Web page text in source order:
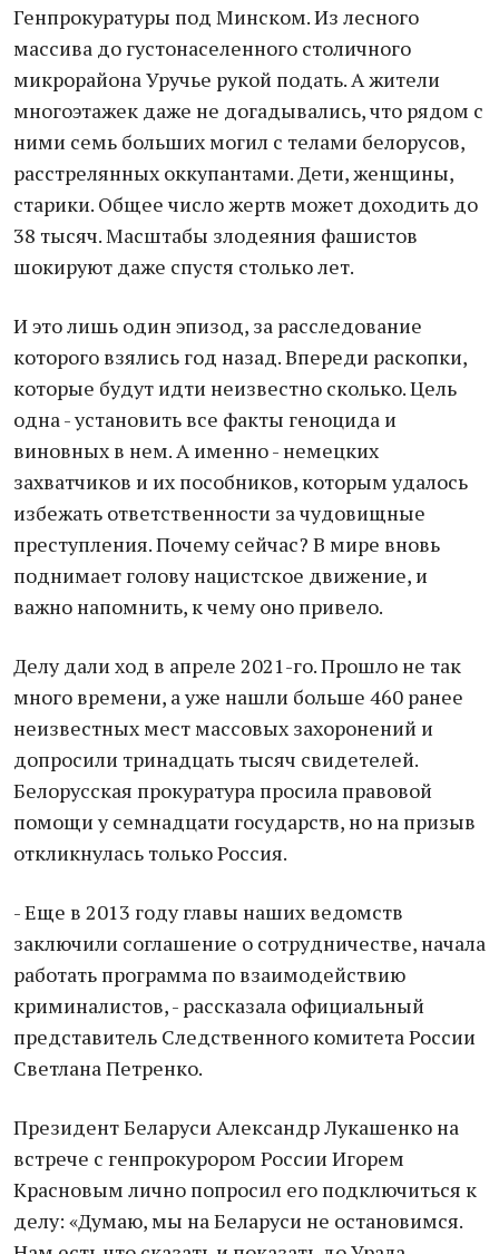
Генпрокуратуры под Минском. Из лесного
массива до густонаселенного столичного
микрорайона Уручье рукой подать. А жители
многоэтажек даже не догадывались, что рядом с
ними семь больших могил с телами белорусов,
расстрелянных оккупантами. Дети, женщины,
старики. Общее число жертв может доходить до
38 тысяч. Масштабы злодеяния фашистов
шокируют даже спустя столько лет.
И это лишь один эпизод, за расследование
которого взялись год назад. Впереди раскопки,
которые будут идти неизвестно сколько. Цель
одна - установить все факты геноцида и
виновных в нем. А именно - немецких
захватчиков и их пособников, которым удалось
избежать ответственности за чудовищные
преступления. Почему сейчас? В мире вновь
поднимает голову нацистское движение, и
важно напомнить, к чему оно привело.
Делу дали ход в апреле 2021-го. Прошло не так
много времени, а уже нашли больше 460 ранее
неизвестных мест массовых захоронений и
допросили тринадцать тысяч свидетелей.
Белорусская прокуратура просила правовой
помощи у семнадцати государств, но на призыв
откликнулась только Россия.
- Еще в 2013 году главы наших ведомств
заключили соглашение о сотрудничестве, начала
работать программа по взаимодействию
криминалистов, - рассказала официальный
представитель Следственного комитета России
Светлана Петренко.
Президент Беларуси Александр Лукашенко на
встрече с генпрокурором России Игорем
Красновым лично попросил его подключиться к
делу: «Думаю, мы на Беларуси не остановимся.